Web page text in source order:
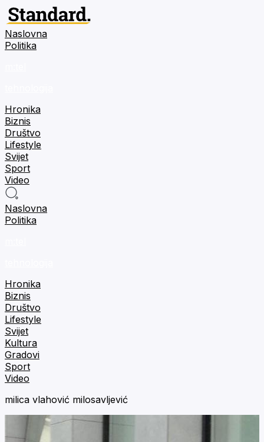
Naslovna
Politika
Hronika
Biznis
Društvo
Lifestyle
Svijet
Sport
Video
Naslovna
Politika
Hronika
Biznis
Društvo
Lifestyle
Svijet
Kultura
Gradovi
Sport
Video
milica vlahović milosavljević